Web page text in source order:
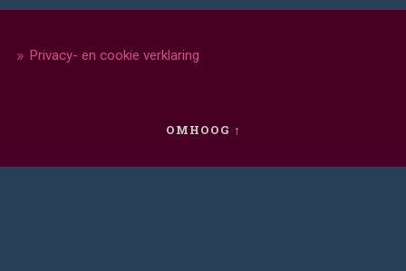
Privacy- en cookie verklaring
OMHOOG ↑